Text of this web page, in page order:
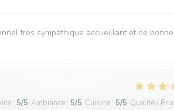
très sympathique accueillant et de bonne
: 5/5 Ambiance : 5/5 Cuisine : 5/5 Qualité / Prix